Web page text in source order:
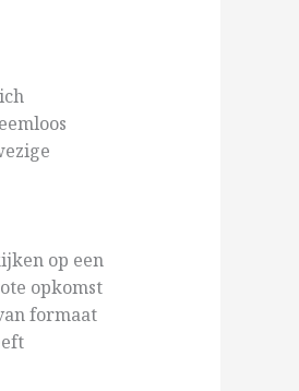
op een
opkomst
formaat